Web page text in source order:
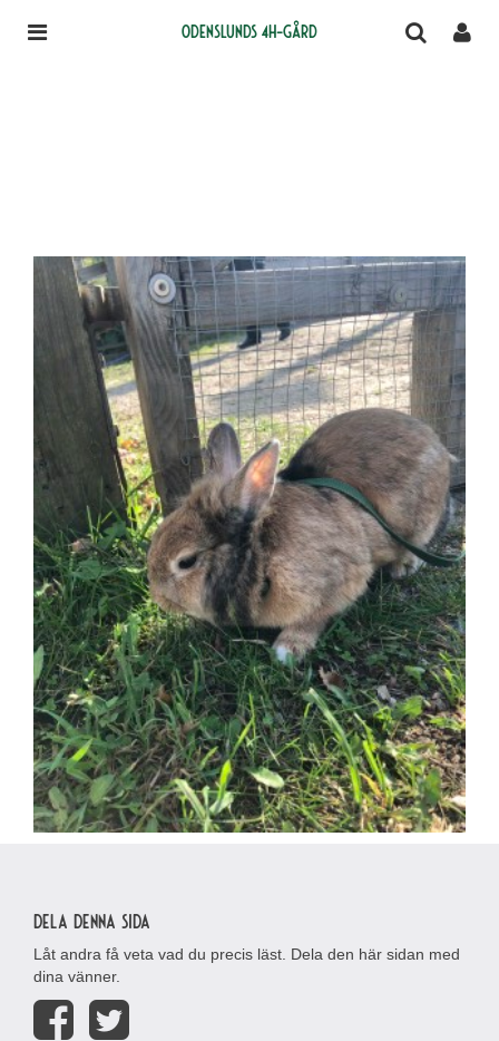
Odenslunds 4H-gård
Dela denna sida
Låt andra få veta vad du precis läst. Dela den här sidan med
dina vänner.